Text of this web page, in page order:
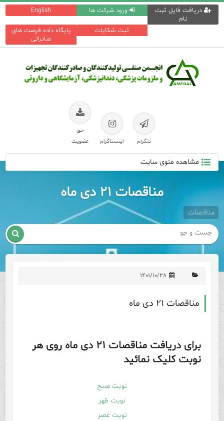
English ورود شرکت ها
دریافت فایل ثبت
نام
پایگاه داده فرصت های
صادراتی
ثبت شکایات
تلگرام اینستاگرام
حق
عضویت
مشاهده منوی سایت
مناقصات ۲۱ دی ماه
مناقصات

۱۴۰۱/۱۰/۲۸
مناقصات ۲۱ دی ماه
برای دریافت مناقصات ۲۱ دی ماه روی هر
نوبت کلیک نمائید
نوبت صبح
نوبت ظهر
نوبت عصر